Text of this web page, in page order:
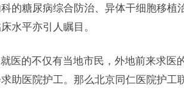
的糖尿病综合防治、异体干细胞移植
水平亦引人瞩目。
的不仅有当地市民，外地前来求医
助医院护工。那么北京同仁医院护工